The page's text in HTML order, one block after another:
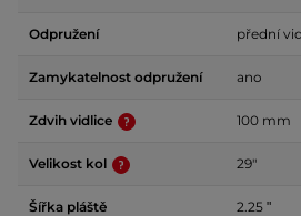
Odpružení přední
Zamykatelnost odpružení ano
Zdvih vidlice 100 mm
Velikost kol 29"
Šířka pláště 2.25 ʺ